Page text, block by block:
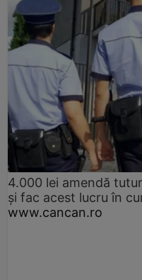
4.000 lei amendă
și fac acest lucru în
www.cancan.ro